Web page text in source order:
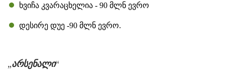
ხვიჩა კვარაცხელია - 90 მლნ ევრო
დესირე დუე -90 მლნ ევრო.
„არსენალი“